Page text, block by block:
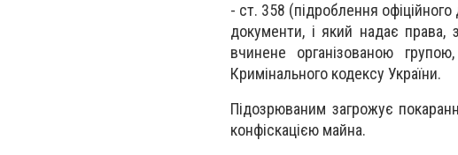
- ст. 358 (підроблення
документи, і який надає
вчинене організованою
Кримінального кодексу України.
Підозрюваним загрожує
конфіскацією майна.